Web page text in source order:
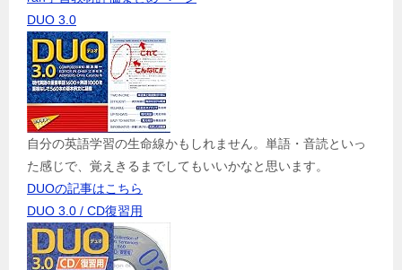
DUO 3.0
自分の英語学習の生命線かもしれません。単語・音読といっ
た感じで、覚えきるまでしてもいいかなと思います。
DUOの記事はこちら
DUO 3.0 / CD復習用